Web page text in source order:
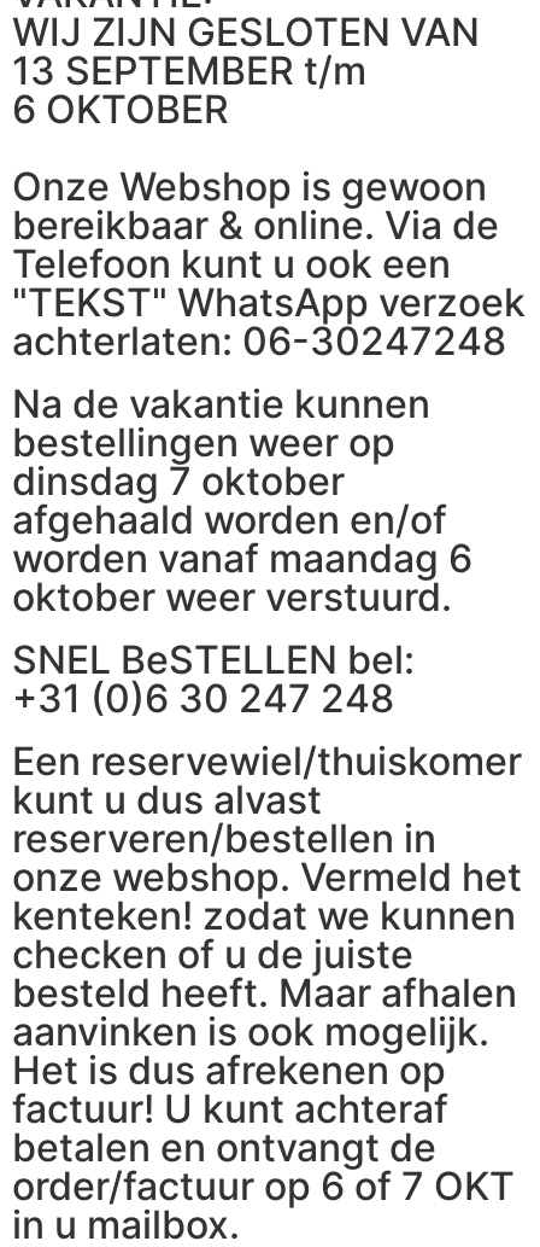
WIJ ZIJN GESLOTEN VAN
13 SEPTEMBER t/m
6 OKTOBER
Onze Webshop is gewoon
bereikbaar & online. Via de
Telefoon kunt u ook een
"TEKST" WhatsApp verzoek
achterlaten: 06-30247248
Na de vakantie kunnen
bestellingen weer op
dinsdag 7 oktober
afgehaald worden en/of
worden vanaf maandag 6
oktober weer verstuurd.
SNEL BeSTELLEN bel:
+31 (0)6 30 247 248
Een reservewiel/thuiskomer
kunt u dus alvast
reserveren/bestellen in
onze webshop. Vermeld het
kenteken! zodat we kunnen
checken of u de juiste
besteld heeft. Maar afhalen
aanvinken is ook mogelijk.
Het is dus afrekenen op
factuur! U kunt achteraf
betalen en ontvangt de
order/factuur op 6 of 7 OKT
in u mailbox.